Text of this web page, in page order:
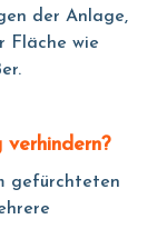
der Anlage,
Fläche wie
verhindern?
gefürchteten